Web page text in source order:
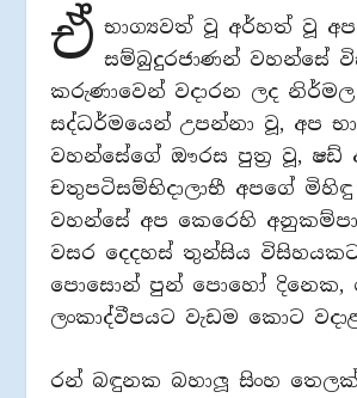
ඒ භාග්‍යවත් වූ අර්හත් වූ
සම්බුදුරජාණන් වහන්සේ
කරුණාවෙන් වදාරන ලද නිර්මල
සද්ධර්මයෙන් උපන්නා වූ, අප
වහන්සේගේ ඖරස පුත්‍ර වූ, ෂඩ්
චතුපටිසම්භිදාලාභී අපගේ
වහන්සේ අප කෙරෙහි
වසර දෙදහස් තුන්සිය
පොසොන් පුන් පොහෝ දිනෙක,
ලංකාද්වීපයට වැඩම කොට
රන් බඳුනක බහාලූ සිංහ